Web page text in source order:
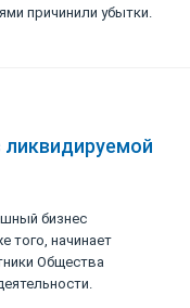
причинили убытки.
бизнес
того, начинает
Общества